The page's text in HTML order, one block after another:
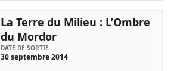
La Terre du Milieu : L’Ombre
du Mordor
DATE DE SORTIE
30 septembre 2014